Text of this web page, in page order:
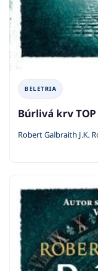
BELETRIA
Búrlivá krv TOP
Robert Galbraith J.K.